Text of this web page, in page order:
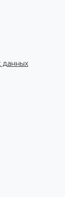
данных